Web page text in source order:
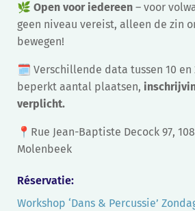
🌿 Open voor iedereen – voor
geen niveau vereist, alleen de zin
bewegen!
🗓️ Verschillende data tussen 10 en
beperkt aantal plaatsen,
verplicht.
📍Rue Jean-Baptiste Decock 97,
Molenbeek
Réservatie:
Workshop ‘Dans & Percussie’